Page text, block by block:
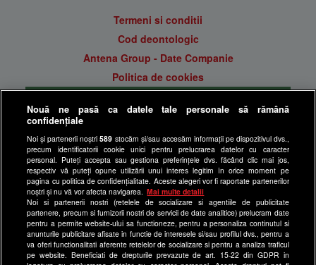
Termeni si conditii
Cod deontologic
Antena Group - Date Companie
Politica de cookies
Politica de confidentialitate
Anunturi gratuite pe Lajumate.ro
Ultimele Stiri
Program Happy Channel
Echipa editorială
Site-uri Antena Group
a1.ro
antenastars.ro
Nouă ne pasă ca datele tale personale să rămână
confidențiale
Noi și partenerii noștri589 stocăm și/sau accesăm informații pe dispozitivul dvs.,
precum identificatorii cookie unici pentru prelucrarea datelor cu caracter
personal. Puteți accepta sau gestiona preferințele dvs. făcând clic mai jos,
respectiv vă puteți opune utilizării unui interes legitim în orice moment pe
pagina cu politica de confidențialitate. Aceste alegeri vor fi raportate partenerilor
noștri și nu vă vor afecta navigarea.
Mai multe detalii
Noi si partenerii nostri (retelele de socializare si agentiile de publicitate
partenere, precum si furnizorii nostri de servicii de date analitice) prelucram date
pentru a permite website-ului sa functioneze, pentru a personaliza continutul si
anunturile publicitare afisate in functie de interesele si/sau profilul dvs., pentru a
va oferi functionalitati aferente retelelor de socializare si pentru a analiza traficul
pe website. Beneficiati de drepturile prevazute de art. 15-22 din GDPR in